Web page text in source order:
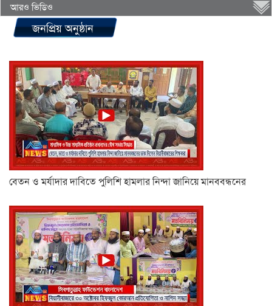
আরও ভিডিও
জনপ্রিয় অনুষ্ঠান
বেতন ও মর্যাদার দাবিতে পুলিশি হামলার নিন্দা জানিয়ে মানববন্ধনের